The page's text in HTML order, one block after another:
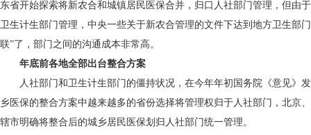
东省开始探索将新农合和城镇居民医保合并，归口人社部门管理，但由
卫生计生部门管理，中央一些关于新农合管理的文件下达到地方卫生部
联”了，部门之间的沟通成本非常高。
年底前各地全部出台整合方案
人社部门和卫生计生部门的僵持状况，在今年年初国务院《意见》
乡医保的整合方案中越来越多的省份选择将管理权归于人社部门，北京
辖市明确将整合后的城乡居民医保划归人社部门统一管理。